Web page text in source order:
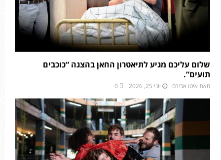
שלום עליכם מגיע לתיאטרון החאן בהצגה “כוכבים
תועים”.
מאת איטו אבירם יוני 25, 2026 0